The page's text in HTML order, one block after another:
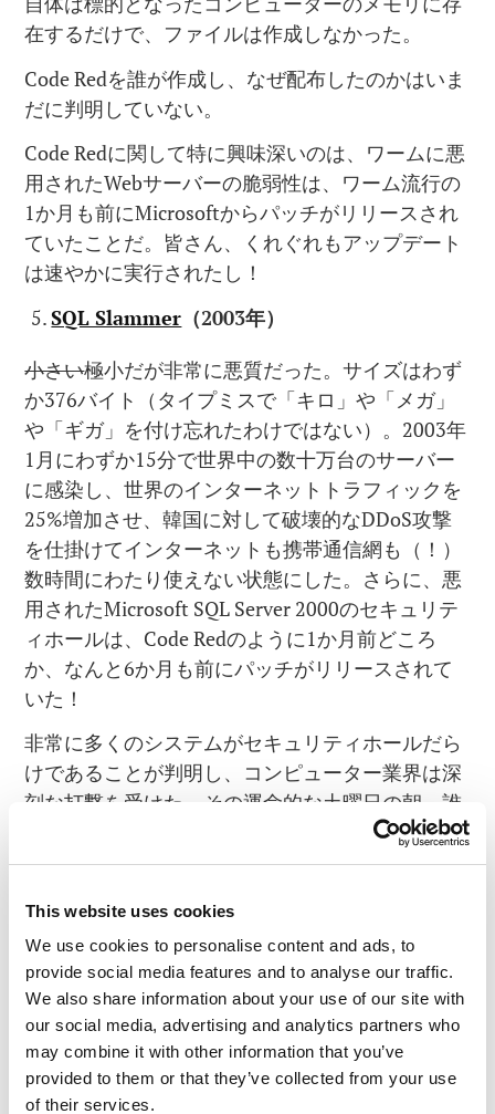
This website uses cookies
We use cookies to personalise content and ads, to
provide social media features and to analyse our traffic.
We also share information about your use of our site with
our social media, advertising and analytics partners who
may combine it with other information that you’ve
provided to them or that they’ve collected from your use
of their services.
在するだけで、ファイルは作成しなかった。
Code Redを誰が作成し、なぜ配布したのかはいま
だに判明していない。
Code Redに関して特に興味深いのは、ワームに悪
用されたWebサーバーの脆弱性は、ワーム流行の
1か月も前にMicrosoftからパッチがリリースされ
ていたことだ。皆さん、くれぐれもアップデート
は速やかに実行されたし！
SQL Slammer （2003年）
小さい極小だが非常に悪質だった。サイズはわず
か376バイト（タイプミスで「キロ」や「メガ」
や「ギガ」を付け忘れたわけではない）。2003年
1月にわずか15分で世界中の数十万台のサーバー
に感染し、世界のインターネットトラフィックを
25%増加させ、韓国に対して破壊的なDDoS攻撃
を仕掛けてインターネットも携帯通信網も（！）
数時間にわたり使えない状態にした。さらに、悪
用されたMicrosoft SQL Server 2000のセキュリテ
ィホールは、Code Redのように1か月前どころ
か、なんと6か月も前にパッチがリリースされて
いた！
非常に多くのシステムがセキュリティホールだら
けであることが判明し、コンピューター業界は深
刻な打撃を受けた。その運命的な土曜日の朝、誰
あろう（現在は）当社のトップエキスパートであ
るアレックス・ゴスチェフ（Aleks Gostev）が、
のシフトに就いていた。アレックスがマルウェア
検知界のプレミアリーグに入る「洗礼」を受けた
その日のことを私はよく覚えているし、これから
も忘れないだろう！